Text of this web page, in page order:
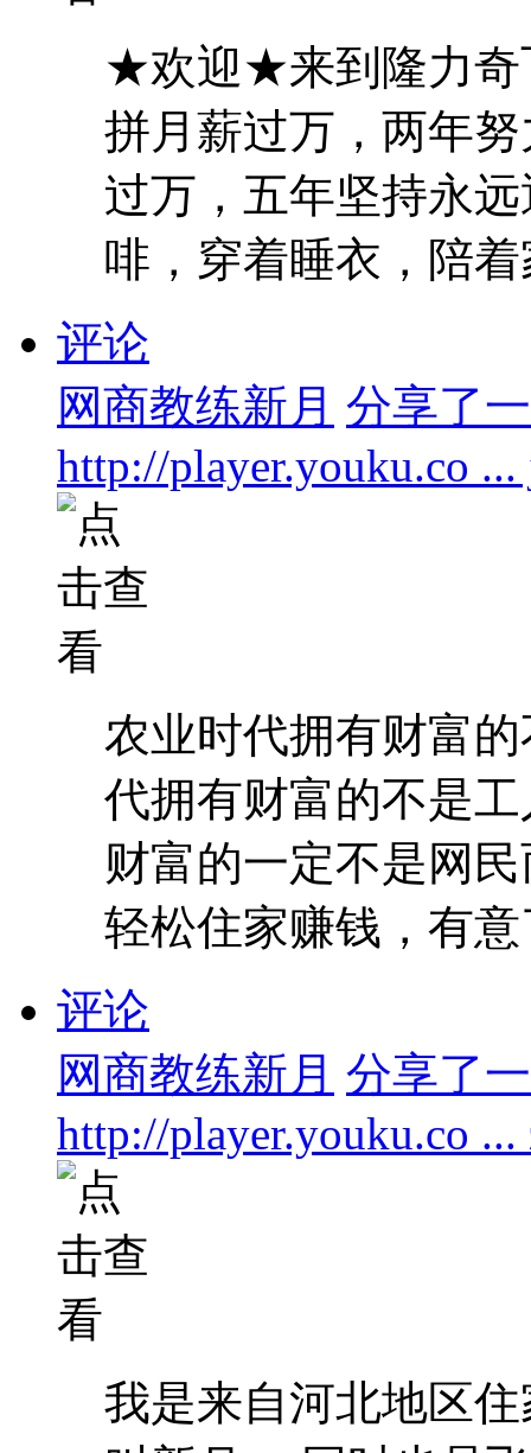
★欢迎★来到隆力奇
拼月薪过万，两年
过万，五年坚持永
啡，穿着睡衣，陪
评论
网商教练新月 分享了
http://player.youku.co
农业时代拥有财富
代拥有财富的不是
财富的一定不是网
轻松住家赚钱，有
评论
网商教练新月 分享了
http://player.youku.co
我是来自河北地区